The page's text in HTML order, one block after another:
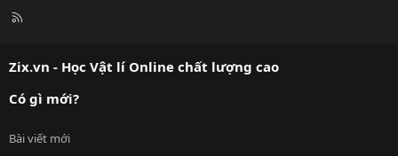
R
Zix.vn - Học Vật lí Online chất lượng cao
Có gì mới?
Bài viết mới